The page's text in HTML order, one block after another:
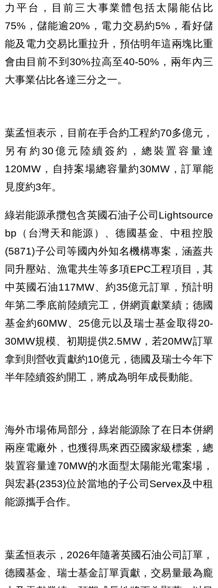
力平台，目前三大事業體包括太陽能佔比
75%，儲能逾20%，電力交易約5%，看好儲
能及電力交易比重拉升，預估明年這兩塊比重
會由目前不到30%拉高至40-50%，兩年內三
大事業佔比各達三分之一。
葉孟恒表示，目前在手合約工程約70多億元，
另有約30億元陸續簽約，總裝置容量達
120MW，自持案場總容量約30MW，訂單能
見度約3年。
綠岩能源承攬包含英國石油子公司Lightsource
bp（台灣天和能源）、德國基金、中租控股
(5871)子公司等國內外知名機構專案，涵蓋共
同升壓站、漁電共生等多項EPC工程項目，其
中英國石油117MW、約35億元訂單，預計明
年第二季底前陸續完工，併網貢獻業績；德國
基金約60MW、25億元以及瑞士基金取得20-
30MW規模、初期提供2.5MW，若20MW訂單
拿到則營收貢獻約10億元，德國及瑞士今年下
半年陸續簽約開工，將成為明年成長動能。
海外市場佈局部分，綠岩能源除了在日本併網
兩座電廠外，也獲得馬來西亞國家級標案，總
裝置容量達70MW的水面型太陽能光電案場，
與宏碁(2353)位於當地的子公司Servex及中租
能源攜手合作。
葉孟恒表示，2026年隨著英國石油公司訂單，
德國基金、瑞士基金訂單貢獻，交易量最為龐